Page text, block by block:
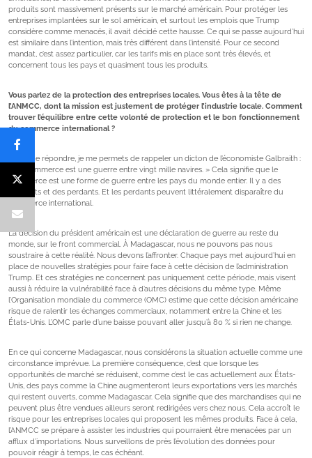
produits sont massivement présents sur le marché américain. Pour protéger les
entreprises implantées sur le sol américain, et surtout les emplois que Trump
considère comme menacés, il avait décidé cette hausse. Ce qui se passe aujourd’hui
est similaire dans l’intention, mais très différent dans l’intensité. Pour ce second
mandat, c’est assez particulier, car les tarifs mis en place sont très élevés, et
concernent tous les pays et quasiment tous les produits.
Vous parlez de la protection des entreprises locales. Vous êtes à la tête de
l’ANMCC, dont la mission est justement de protéger l’industrie locale. Comment
trouver l’équilibre entre cette volonté de protection et le bon fonctionnement
du commerce international ?
Avant de répondre, je me permets de rappeler un dicton de l’économiste Galbraith :
« Le commerce est une guerre entre vingt mille navires. » Cela signifie que le
commerce est une forme de guerre entre les pays du monde entier. Il y a des
gagnants et des perdants. Et les perdants peuvent littéralement disparaître du
commerce international.
La décision du président américain est une déclaration de guerre au reste du
monde, sur le front commercial. À Madagascar, nous ne pouvons pas nous
soustraire à cette réalité. Nous devons l’affronter. Chaque pays met aujourd’hui en
place de nouvelles stratégies pour faire face à cette décision de l’administration
Trump. Et ces stratégies ne concernent pas uniquement cette période, mais visent
aussi à réduire la vulnérabilité face à d’autres décisions du même type. Même
l’Organisation mondiale du commerce (OMC) estime que cette décision américaine
risque de ralentir les échanges commerciaux, notamment entre la Chine et les
États-Unis. L’OMC parle d’une baisse pouvant aller jusqu’à 80 % si rien ne change.
En ce qui concerne Madagascar, nous considérons la situation actuelle comme une
circonstance imprévue. La première conséquence, c’est que lorsque les
opportunités de marché se réduisent, comme c’est le cas actuellement aux États-
Unis, des pays comme la Chine augmenteront leurs exportations vers les marchés
qui restent ouverts, comme Madagascar. Cela signifie que des marchandises qui ne
peuvent plus être vendues ailleurs seront redirigées vers chez nous. Cela accroît le
risque pour les entreprises locales qui proposent les mêmes produits. Face à cela,
l’ANMCC se prépare à assister les industries qui pourraient être menacées par un
afflux d’importations. Nous surveillons de près l’évolution des données pour
pouvoir réagir à temps, le cas échéant.